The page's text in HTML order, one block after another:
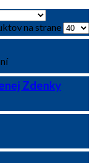
na strane
Zdenky